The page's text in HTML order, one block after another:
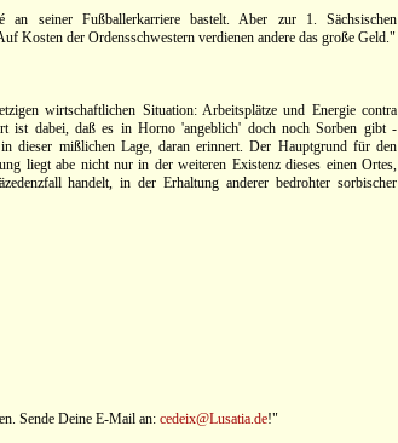
seiner Fußballerkarriere bastelt. Aber zur 1. Sächsischen
Kosten der Ordensschwestern verdienen andere das große Geld."
wirtschaftlichen Situation: Arbeitsplätze und Energie contra
ist dabei, daß es in Horno 'angeblich' doch noch Sorben gibt -
dieser mißlichen Lage, daran erinnert. Der Hauptgrund für den
liegt abe nicht nur in der weiteren Existenz dieses einen Ortes,
handelt, in der Erhaltung anderer bedrohter sorbischer
Sende Deine E-Mail an: cedeix@Lusatia.de!"